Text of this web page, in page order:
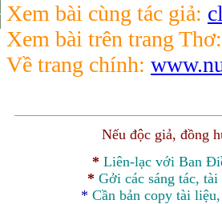
Xem bài cùng tác giả:
Xem bài trên trang Thơ:
Về trang chính:
Nếu độc giả, đồng
* Liên-lạc với Ban
* Gởi các sáng tác,
* Cần bản copy tài